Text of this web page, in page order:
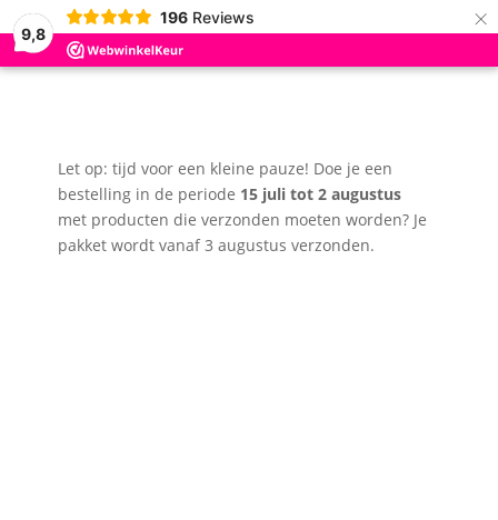
9,8
196 Reviews ×
Let op: tijd voor een kleine pauze! Doe je een
bestelling in de periode 15 juli tot 2 augustus
met producten die verzonden moeten worden? Je
pakket wordt vanaf 3 augustus verzonden.